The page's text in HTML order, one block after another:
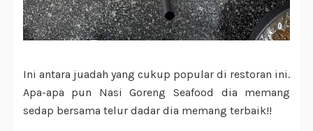
Ini antara juadah yang cukup popular di restoran ini.
Apa-apa pun Nasi Goreng Seafood dia memang
sedap bersama telur dadar dia memang terbaik!!